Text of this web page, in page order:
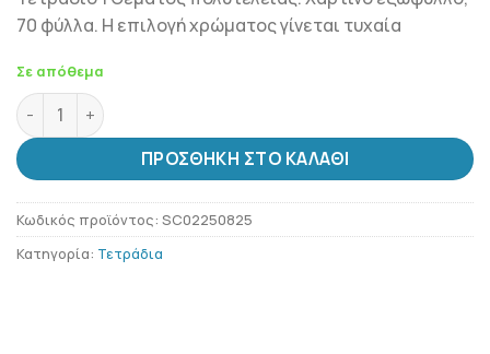
70 φύλλα. Η επιλογή χρώματος γίνεται τυχαία
Σε απόθεμα
Τετράδιο NoteBook Α4 21x29εκ. 1 ΘΕΜΑ Διάφορα Χρώματα
ΠΡΟΣΘΉΚΗ ΣΤΟ ΚΑΛΆΘΙ
Κωδικός προϊόντος: SC02250825
Κατηγορία: Τετράδια